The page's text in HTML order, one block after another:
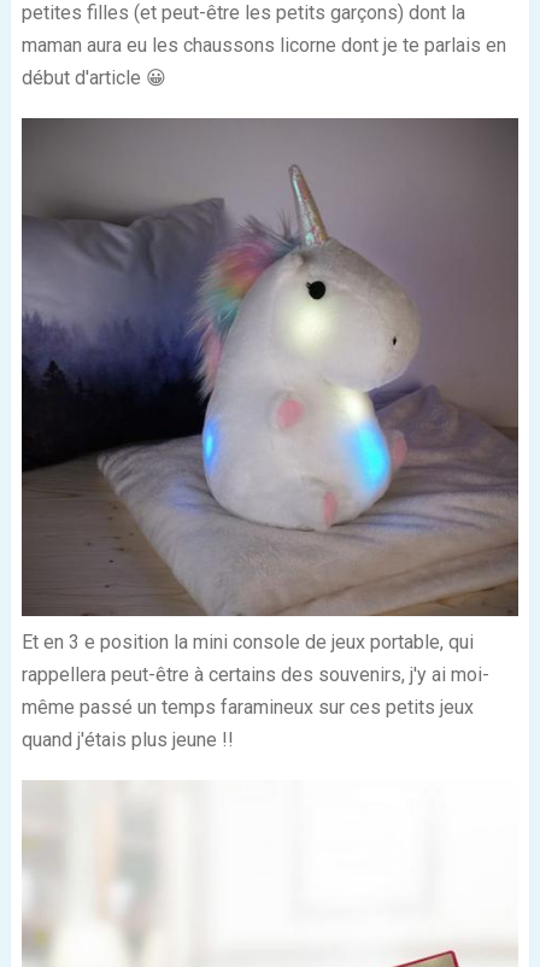
petites filles (et peut-être les petits garçons) dont la
maman aura eu les chaussons licorne dont je te parlais en
début d'article 😀
Et en 3 e position la mini console de jeux portable, qui
rappellera peut-être à certains des souvenirs, j'y ai moi-
même passé un temps faramineux sur ces petits jeux
quand j'étais plus jeune !!